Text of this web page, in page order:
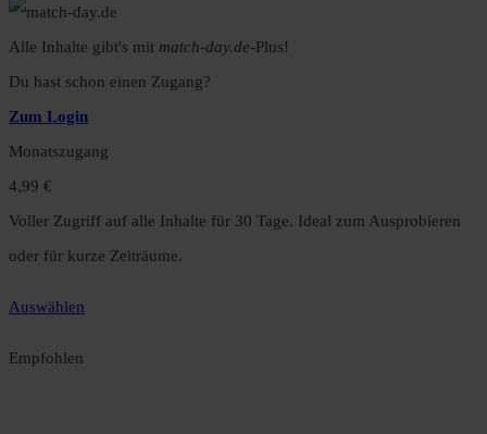
Alle Inhalte gibt's mit match-day.de-Plus!
Du hast schon einen Zugang?
Zum Login
Monatszugang
4,99 €
Voller Zugriff auf alle Inhalte für 30 Tage. Ideal zum Ausprobieren
oder für kurze Zeiträume.
Auswählen
Empfohlen